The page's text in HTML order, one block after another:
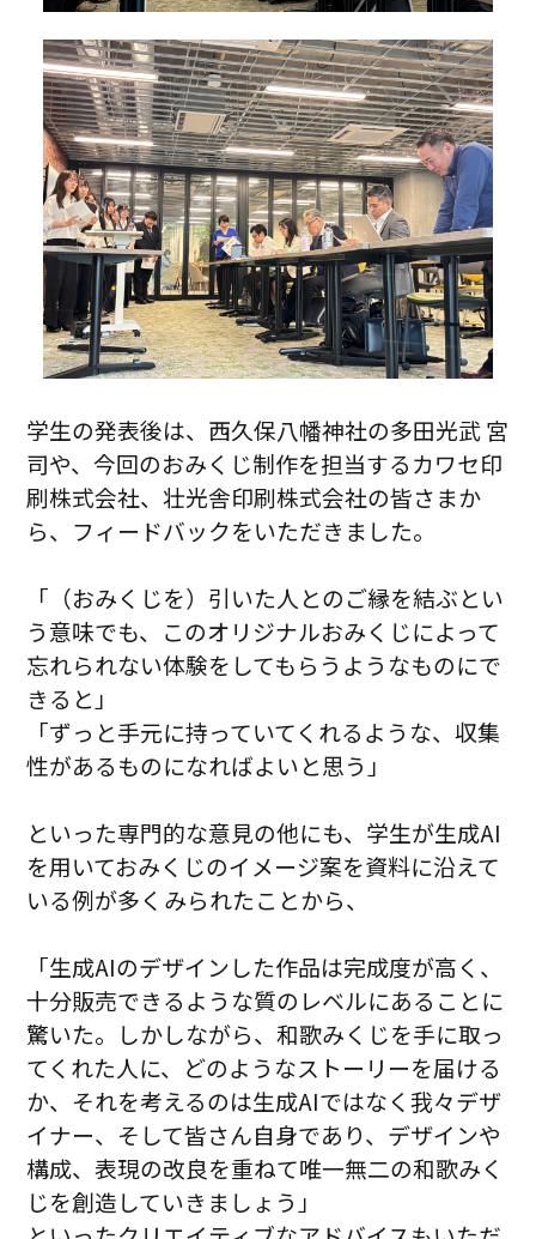
学生の発表後は、西久保八幡神社の多田光武 宮
司や、今回のおみくじ制作を担当するカワセ印
刷株式会社、壮光舎印刷株式会社の皆さまか
ら、フィードバックをいただきました。
「（おみくじを）引いた人とのご縁を結ぶとい
う意味でも、このオリジナルおみくじによって
忘れられない体験をしてもらうようなものにで
きると」
「ずっと手元に持っていてくれるような、収集
性があるものになればよいと思う」
といった専門的な意見の他にも、学生が生成AI
を用いておみくじのイメージ案を資料に沿えて
いる例が多くみられたことから、
「生成AIのデザインした作品は完成度が高く、
十分販売できるような質のレベルにあることに
驚いた。しかしながら、和歌みくじを手に取っ
てくれた人に、どのようなストーリーを届ける
か、それを考えるのは生成AIではなく我々デザ
イナー、そして皆さん自身であり、デザインや
構成、表現の改良を重ねて唯一無二の和歌みく
じを創造していきましょう」